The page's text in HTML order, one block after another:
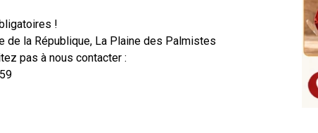
!
de la République, La Plaine des Palmistes
pas à nous contacter :